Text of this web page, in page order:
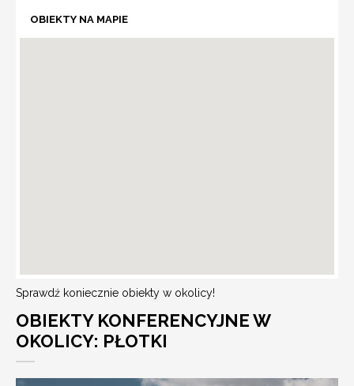
OBIEKTY NA MAPIE
Sprawdź koniecznie obiekty w okolicy!
OBIEKTY KONFERENCYJNE W
OKOLICY: PŁOTKI